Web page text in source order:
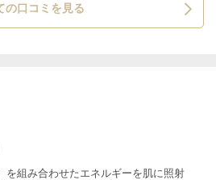
の口コミを見る
を組み合わせたエネルギーを肌に照射